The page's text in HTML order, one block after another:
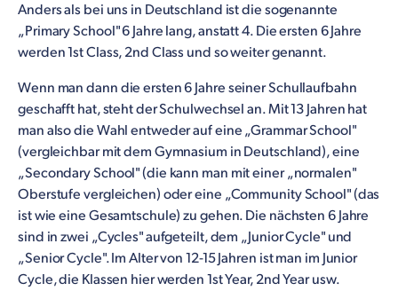
Anders als bei uns in Deutschland ist die sogenannte
„Primary School" 6 Jahre lang, anstatt 4. Die ersten 6 Jahre
werden 1st Class, 2nd Class und so weiter genannt.
Wenn man dann die ersten 6 Jahre seiner Schullaufbahn
geschafft hat, steht der Schulwechsel an. Mit 13 Jahren hat
man also die Wahl entweder auf eine „Grammar School"
(vergleichbar mit dem Gymnasium in Deutschland), eine
„Secondary School" (die kann man mit einer „normalen"
Oberstufe vergleichen) oder eine „Community School" (das
ist wie eine Gesamtschule) zu gehen. Die nächsten 6 Jahre
sind in zwei „Cycles" aufgeteilt, dem „Junior Cycle" und
„Senior Cycle". Im Alter von 12-15 Jahren ist man im Junior
Cycle, die Klassen hier werden 1st Year, 2nd Year usw.